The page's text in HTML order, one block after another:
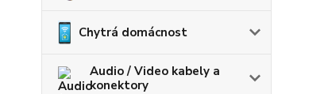
Chytrá domácnost
Audio / Video kabely a
konektory